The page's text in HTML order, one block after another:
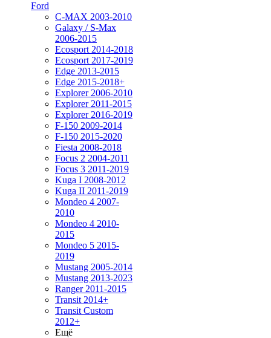
Ford
C-MAX 2003-2010
Galaxy / S-Max
2006-2015
Ecosport 2014-2018
Ecosport 2017-2019
Edge 2013-2015
Edge 2015-2018+
Explorer 2006-2010
Explorer 2011-2015
Explorer 2016-2019
F-150 2009-2014
F-150 2015-2020
Fiesta 2008-2018
Focus 2 2004-2011
Focus 3 2011-2019
Kuga I 2008-2012
Kuga II 2011-2019
Mondeo 4 2007-
2010
Mondeo 4 2010-
2015
Mondeo 5 2015-
2019
Mustang 2005-2014
Mustang 2013-2023
Ranger 2011-2015
Transit 2014+
Transit Custom
2012+
Ещё